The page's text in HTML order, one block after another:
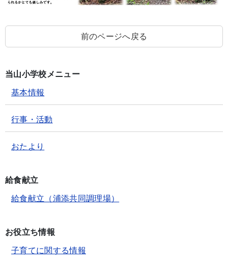
前のページへ戻る
当山小学校メニュー
基本情報
行事・活動
おたより
給食献立
給食献立（浦添共同調理場）
お役立ち情報
子育てに関する情報